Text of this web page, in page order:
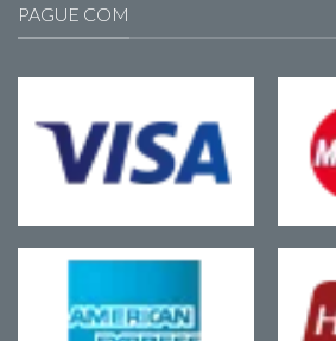
PAGUE COM